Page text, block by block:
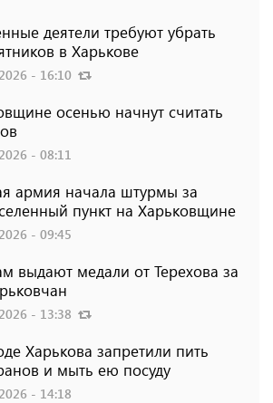
деятели требуют убрать
в Харькове
- 16:10
осенью начнут считать
- 08:11
армия начала штурмы за
пункт на Харьковщине
- 09:45
выдают медали от Терехова за
- 13:38
Харькова запретили пить
и мыть ею посуду
- 14:18